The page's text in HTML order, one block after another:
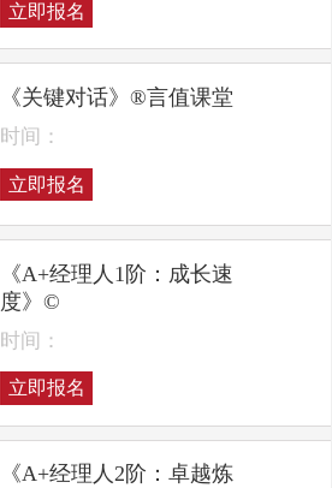
立即报名
《关键对话》®言值课堂
时间：
立即报名
《A+经理人1阶：成长速
度》©
时间：
立即报名
《A+经理人2阶：卓越炼